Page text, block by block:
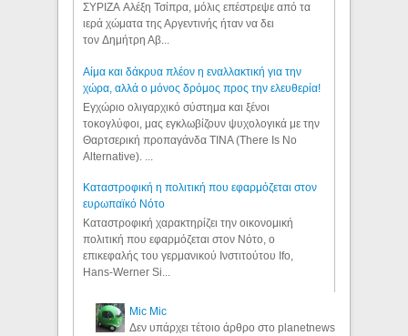
ΣΥΡΙΖΑ Αλέξη Τσίπρα, μόλις επέστρεψε από τα
ιερά χώματα της Αργεντινής ήταν να δει
τον Δημήτρη Αβ...
Αίμα και δάκρυα πλέον η εναλλακτική για την
χώρα, αλλά ο μόνος δρόμος προς την ελευθερία!
Εγχώριο ολιγαρχικό σύστημα και ξένοι
τοκογλύφοι, μας εγκλωβίζουν ψυχολογικά με την
Θαρτσερική προπαγάνδα TINA (There Is No
Alternative). ...
Καταστροφική η πολιτική που εφαρμόζεται στον
ευρωπαϊκό Νότο
Καταστροφική χαρακτηρίζει την οικονομική
πολιτική που εφαρμόζεται στον Νότο, ο
επικεφαλής του γερμανικού Ινστιτούτου Ifo,
Hans-Werner Si...
Mic Mic
Δεν υπάρχει τέτοιο άρθρο στο planetnews